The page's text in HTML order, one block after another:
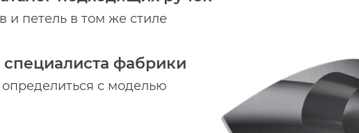
и петель в том же стиле
фабрики
с моделью